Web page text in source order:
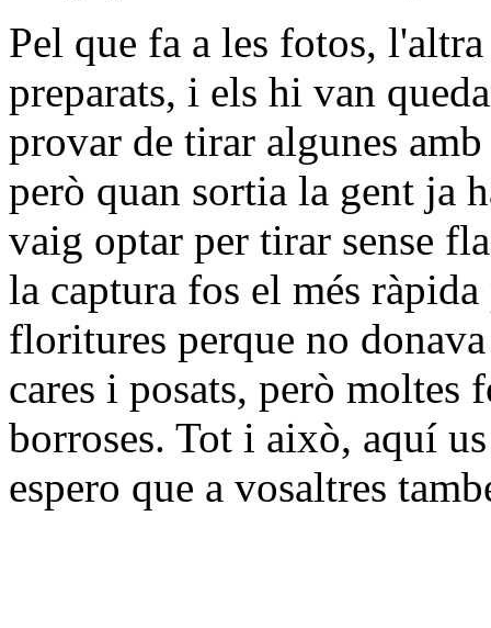
Pel que fa a les fotos,
preparats, i els hi van
provar de tirar algunes
però quan sortia la gent ja
vaig optar per tirar sense
la captura fos el més
floritures perque no
cares i posats, però moltes
borroses. Tot i això, aquí
espero que a vosaltres